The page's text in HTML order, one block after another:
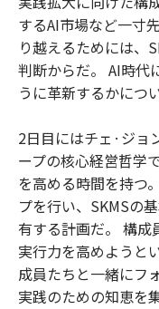
するAI市場など一寸
り越えるためには、
判断からだ。 AI時代
うに革新するかにつ
2日目にはチェ·ジョ
ープの核心経営哲学
を高める時間を持つ
プを行い、SKMSの
有する計画だ。 構成
実行力を高めようと
成員たちと一緒にフ
実践のための知恵を